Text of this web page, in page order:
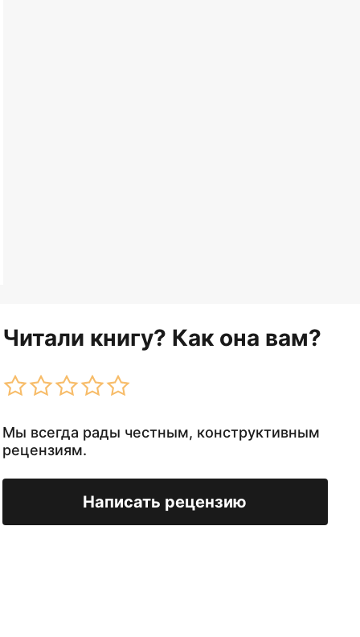
Читали книгу? Как она вам?
Мы всегда рады честным, конструктивным
рецензиям.
Написать рецензию